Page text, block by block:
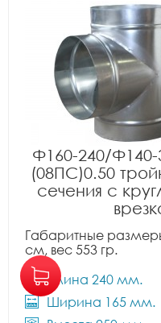
Ф160-240/
(08ПС)0.50
сечения с
Габаритные
см, вес 553 гр.
Длина 240 мм.
Ширина 165 мм.